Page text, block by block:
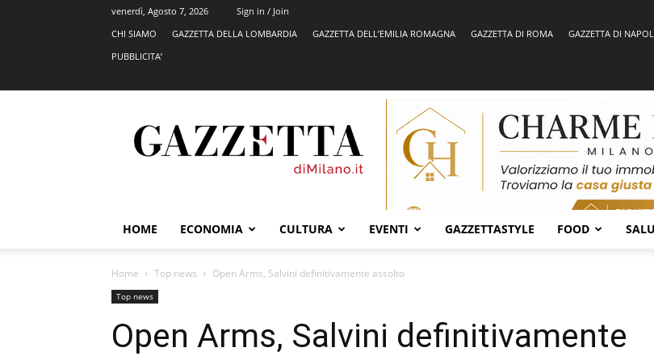
venerdì, Agosto 7, 2026
Sign in / Join
CHI SIAMO
GAZZETTA DELLA LOMBARDIA GAZZETTA DELL’EMILIA ROMAGNA GAZZETTA DI ROMA GAZZETTA DI
PUBBLICITA’
HOME ECONOMIA CULTURA EVENTI GAZZETTASTYLE FOOD
Home Top news Open Arms, Salvini definitivamente assolto
Top news
Open Arms, Salvini definitivamente